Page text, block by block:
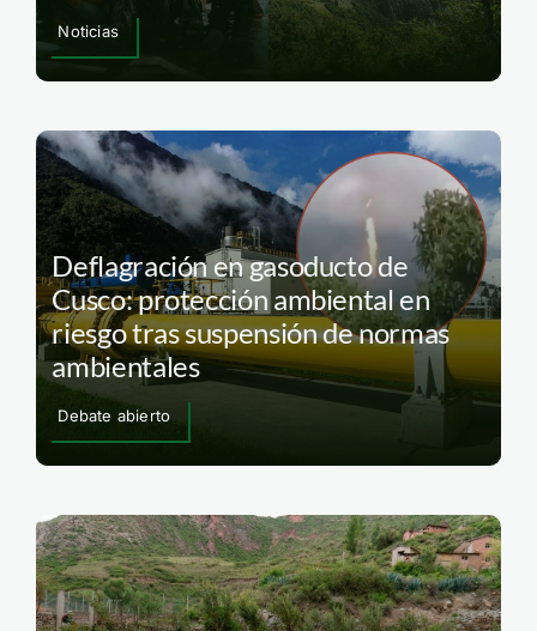
Noticias
Deflagración en gasoducto de
Cusco: protección ambiental en
riesgo tras suspensión de normas
ambientales
Debate abierto